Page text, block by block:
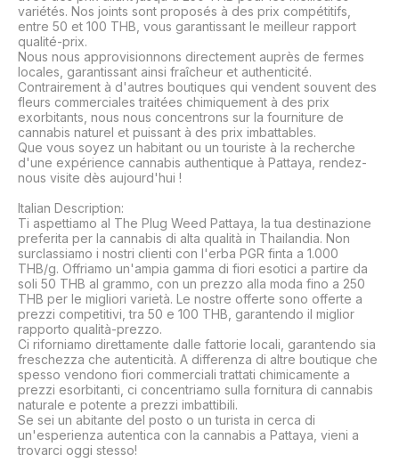
variétés. Nos joints sont proposés à des prix compétitifs,
entre 50 et 100 THB, vous garantissant le meilleur rapport
qualité-prix.
Nous nous approvisionnons directement auprès de fermes
locales, garantissant ainsi fraîcheur et authenticité.
Contrairement à d'autres boutiques qui vendent souvent des
fleurs commerciales traitées chimiquement à des prix
exorbitants, nous nous concentrons sur la fourniture de
cannabis naturel et puissant à des prix imbattables.
Que vous soyez un habitant ou un touriste à la recherche
d'une expérience cannabis authentique à Pattaya, rendez-
nous visite dès aujourd'hui !
Italian Description:
Ti aspettiamo al The Plug Weed Pattaya, la tua destinazione
preferita per la cannabis di alta qualità in Thailandia. Non
surclassiamo i nostri clienti con l'erba PGR finta a 1.000
THB/g. Offriamo un'ampia gamma di fiori esotici a partire da
soli 50 THB al grammo, con un prezzo alla moda fino a 250
THB per le migliori varietà. Le nostre offerte sono offerte a
prezzi competitivi, tra 50 e 100 THB, garantendo il miglior
rapporto qualità-prezzo.
Ci riforniamo direttamente dalle fattorie locali, garantendo sia
freschezza che autenticità. A differenza di altre boutique che
spesso vendono fiori commerciali trattati chimicamente a
prezzi esorbitanti, ci concentriamo sulla fornitura di cannabis
naturale e potente a prezzi imbattibili.
Se sei un abitante del posto o un turista in cerca di
un'esperienza autentica con la cannabis a Pattaya, vieni a
trovarci oggi stesso!